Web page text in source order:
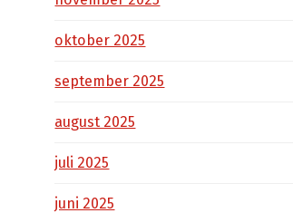
oktober 2025
september 2025
august 2025
juli 2025
juni 2025